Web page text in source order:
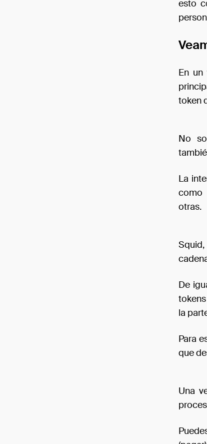
esto
En un
token
No
La
como
otras.
De
la
Para
que
Una